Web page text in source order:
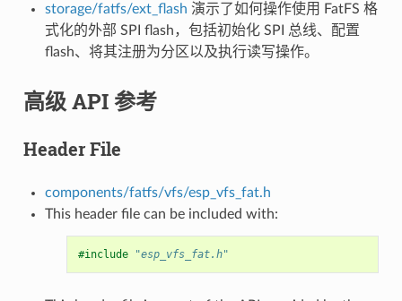
storage/fatfs/ext_flash 演示了如何操作使用 FatFS 格
式化的外部 SPI flash，包括初始化 SPI 总线、配置
flash、将其注册为分区以及执行读写操作。
高级 API 参考
Header File
components/fatfs/vfs/esp_vfs_fat.h
This header file can be included with:
#include "esp_vfs_fat.h"